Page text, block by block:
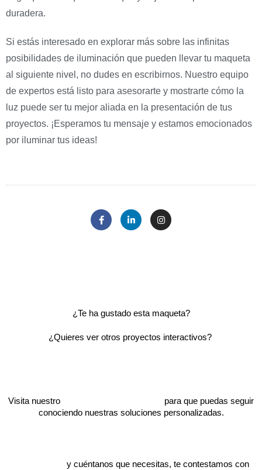
duradera.
Si estás interesado en explorar más sobre las infinitas
posibilidades de iluminación que pueden llevar tu maqueta
al siguiente nivel, no dudes en escribirnos. Nuestro equipo
de expertos está listo para asesorarte y mostrarte cómo la
luz puede ser tu mejor aliada en la presentación de tus
proyectos. ¡Esperamos tu mensaje y estamos emocionados
por iluminar tus ideas!
¿Te ha gustado esta maqueta?
¿Quieres ver otros proyectos interactivos?
Visita nuestro
para que puedas seguir
conociendo nuestras soluciones personalizadas.
y cuéntanos que necesitas, te contestamos con